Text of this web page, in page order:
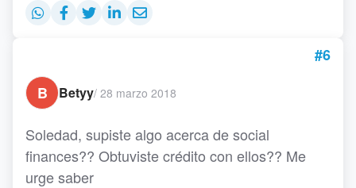
#6
B
Betyy/ 28 marzo 2018
Soledad, supiste algo acerca de social
finances?? Obtuviste crédito con ellos?? Me
urge saber